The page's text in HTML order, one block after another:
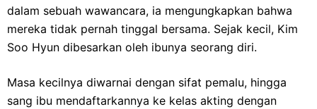
dalam sebuah wawancara, ia mengungkapkan bahwa
mereka tidak pernah tinggal bersama. Sejak kecil, Kim
Soo Hyun dibesarkan oleh ibunya seorang diri.
Masa kecilnya diwarnai dengan sifat pemalu, hingga
sang ibu mendaftarkannya ke kelas akting dengan